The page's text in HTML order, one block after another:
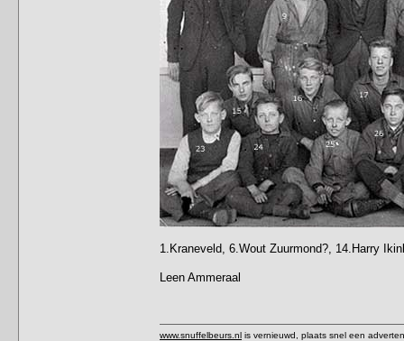
1.Kraneveld, 6.Wout Zuurmond?, 14.Harry
Leen Ammeraal
www.snuffelbeurs.nl is vernieuwd, plaats snel een